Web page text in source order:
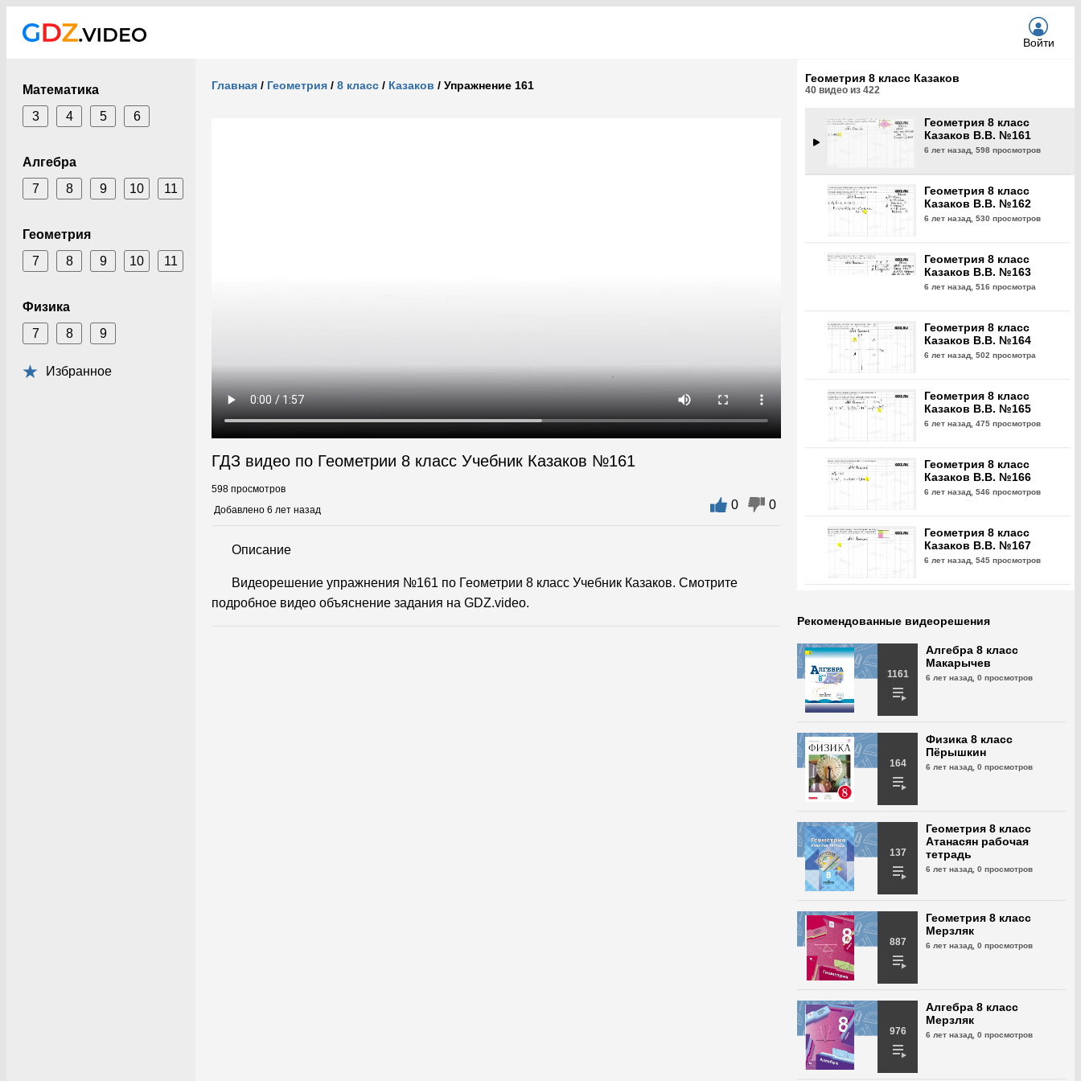
Войти
Математика
3
4 5 6
Алгебра
7
8 9 10 11
Геометрия
7
8 9 10 11
Физика
7
8 9
Избранное
Главная / Геометрия / 8 класс / Казаков / Упражнение 161
ГДЗ видео по Геометрии 8 класс Учебник Казаков №161
598 просмотров
Добавлено 6 лет назад
0 0
Описание
Видеорешение упражнения №161 по Геометрии 8 класс Учебник Казаков. Смотрите
подробное видео объяснение задания на GDZ.video.
Геометрия 8 класс Казаков
40 видео из 422
6 лет назад,
Геометрия 8 класс
Казаков В.В. №161
6 лет назад, 598 просмотров
Геометрия 8 класс
Казаков В.В. №162
6 лет назад, 530 просмотров
Геометрия 8 класс
Казаков В.В. №163
6 лет назад, 516 просмотра
Геометрия 8 класс
Казаков В.В. №164
6 лет назад, 502 просмотра
Геометрия 8 класс
Казаков В.В. №165
6 лет назад, 475 просмотров
Геометрия 8 класс
Казаков В.В. №166
6 лет назад, 546 просмотров
Геометрия 8 класс
Казаков В.В. №167
6 лет назад, 545 просмотров
6 лет назад,
Геометрия 8 класс
Казаков В.В. №169
Геометрия 8 класс
Казаков В.В. №170
6 лет назад, 515 просмотра
6 лет назад,493 просмотра
Геометрия 8 класс
Геометрия 8 класс
Геометрия 8 класс
Казаков В.В. №174
6 лет назад, 635 просмотров
Рекомендованные видеорешения
1161
Алгебра 8 класс
Макарычев
6 лет назад, 0 просмотров
164
Физика 8 класс
Пёрышкин
6 лет назад, 0 просмотров
137
Геометрия 8 класс
Атанасян рабочая
тетрадь
6 лет назад, 0 просмотров
887
Геометрия 8 класс
Мерзляк
6 лет назад, 0 просмотров
976
Алгебра 8 класс
Мерзляк
6 лет назад, 0 просмотров